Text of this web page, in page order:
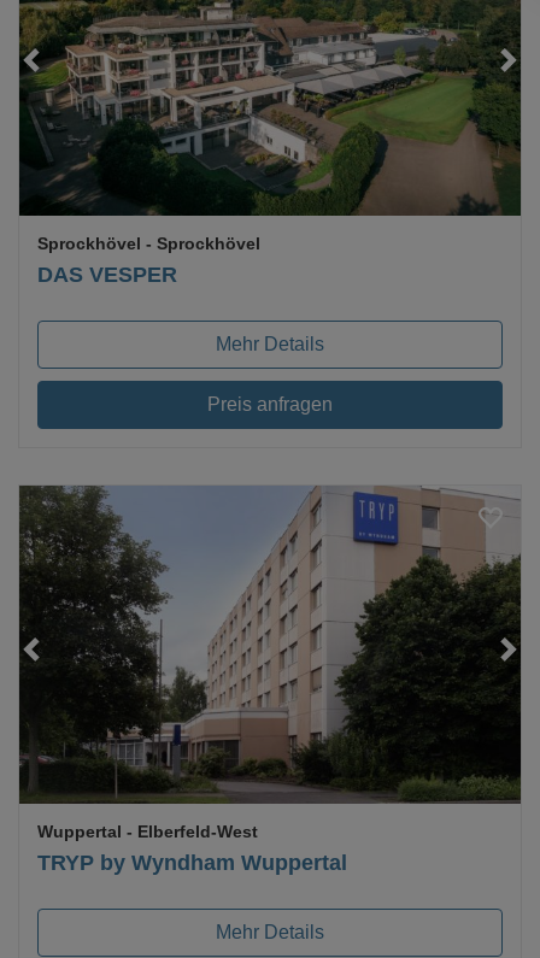
Loading...
DAS VESPER
Sprockhövel - Sprockhövel
Mehr Details
Preis anfragen
Loading...
TRYP by Wyndham Wuppertal
Wuppertal - Elberfeld-West
Mehr Details